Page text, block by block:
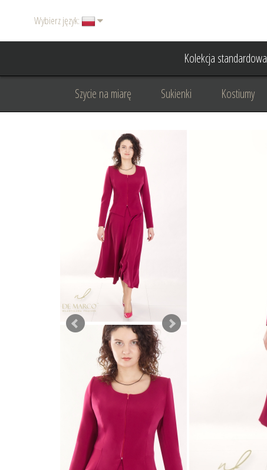
Wybierz język:
Kolekcja standardowa
Szycie na miarę Sukienki Kostiumy
Dodatki
Odzież wizytowa